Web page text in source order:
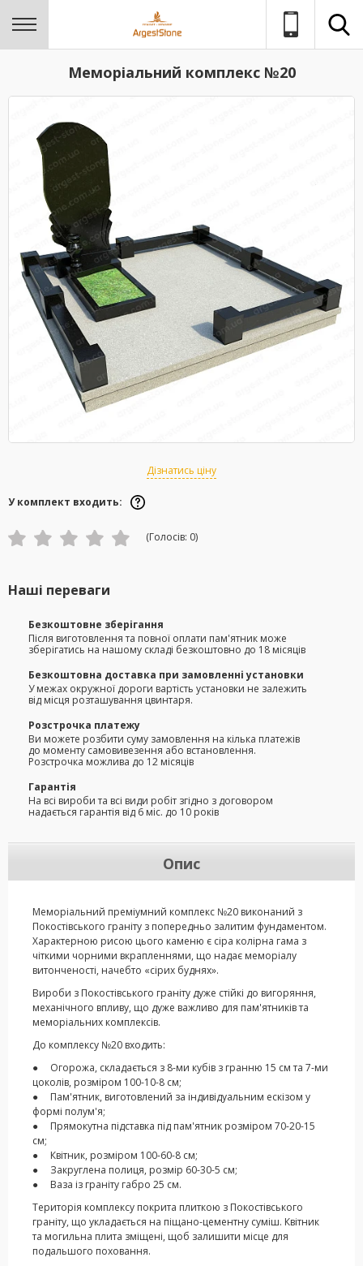
Меморіальний комплекс №20
Дізнатись ціну
У комплект входить:
(Голосів: 0)
Наші переваги
Безкоштовне зберігання
Після виготовлення та повної оплати пам'ятник може
зберігатись на нашому складі безкоштовно до 18 місяців
Безкоштовна доставка при замовленні установки
У межах окружної дороги вартість установки не залежить
від місця розташування цвинтаря.
Розстрочка платежу
Ви можете розбити суму замовлення на кілька платежів
до моменту самовивезення або встановлення.
Розстрочка можлива до 12 місяців
Гарантія
На всі вироби та всі види робіт згідно з договором
надається гарантія від 6 міс. до 10 років
Опис
Меморіальний преміумний комплекс №20 виконаний з
Покостівського граніту з попередньо залитим фундаментом.
Характерною рисою цього каменю є сіра колірна гама з
чіткими чорними вкрапленнями, що надає меморіалу
витонченості, начебто «сірих буднях».
Вироби з Покостівського граніту дуже стійкі до вигоряння,
механічного впливу, що дуже важливо для пам'ятників та
меморіальних комплексів.
До комплексу №20 входить:
● Огорожа, складається з 8-ми кубів з гранню 15 см та 7-ми
цоколів, розміром 100-10-8 см;
● Пам'ятник, виготовлений за індивідуальним ескізом у
формі полум'я;
● Прямокутна підставка під пам'ятник розміром 70-20-15
см;
● Квітник, розміром 100-60-8 см;
● Закруглена полиця, розмір 60-30-5 см;
● Ваза із граніту габро 25 см.
Територія комплексу покрита плиткою з Покостівського
граніту, що укладається на піщано-цементну суміш. Квітник
та могильна плита зміщені, щоб залишити місце для
подальшого поховання.